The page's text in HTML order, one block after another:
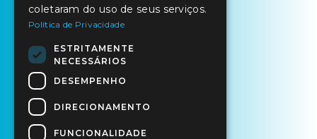
coletaram do uso de seus serviços.
Política de Privacidade
ESTRITAMENTE
NECESSÁRIOS
DESEMPENHO
DIRECIONAMENTO
FUNCIONALIDADE